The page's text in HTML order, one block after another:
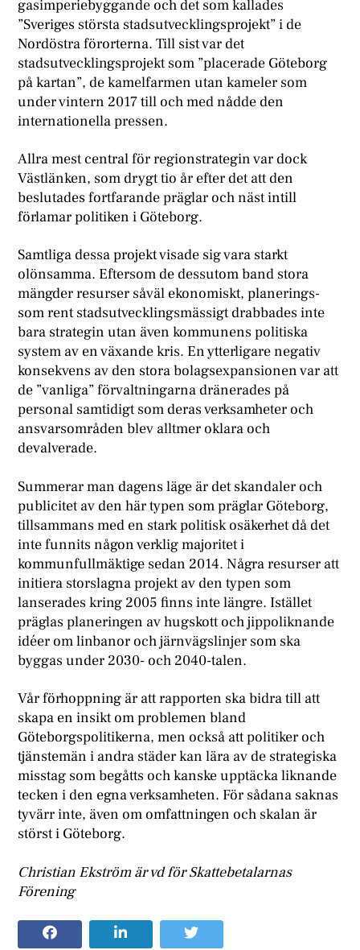
gasimperiebyggande och det som kallades
”Sveriges största stadsutvecklingsprojekt” i de
Nordöstra förorterna. Till sist var det
stadsutvecklingsprojekt som ”placerade Göteborg
på kartan”, de kamelfarmen utan kameler som
under vintern 2017 till och med nådde den
internationella pressen.
Allra mest central för regionstrategin var dock
Västlänken, som drygt tio år efter det att den
beslutades fortfarande präglar och näst intill
förlamar politiken i Göteborg.
Samtliga dessa projekt visade sig vara starkt
olönsamma. Eftersom de dessutom band stora
mängder resurser såväl ekonomiskt, planerings-
som rent stadsutvecklingsmässigt drabbades inte
bara strategin utan även kommunens politiska
system av en växande kris. En ytterligare negativ
konsekvens av den stora bolagsexpansionen var att
de ”vanliga” förvaltningarna dränerades på
personal samtidigt som deras verksamheter och
ansvarsområden blev alltmer oklara och
devalverade.
Summerar man dagens läge är det skandaler och
publicitet av den här typen som präglar Göteborg,
tillsammans med en stark politisk osäkerhet då det
inte funnits någon verklig majoritet i
kommunfullmäktige sedan 2014. Några resurser att
initiera storslagna projekt av den typen som
lanserades kring 2005 finns inte längre. Istället
präglas planeringen av hugskott och jippoliknande
idéer om linbanor och järnvägslinjer som ska
byggas under 2030- och 2040-talen.
Vår förhoppning är att rapporten ska bidra till att
skapa en insikt om problemen bland
Göteborgspolitikerna, men också att politiker och
tjänstemän i andra städer kan lära av de strategiska
misstag som begåtts och kanske upptäcka liknande
tecken i den egna verksamheten. För sådana saknas
tyvärr inte, även om omfattningen och skalan är
störst i Göteborg.
Christian Ekström är vd för Skattebetalarnas
Förening